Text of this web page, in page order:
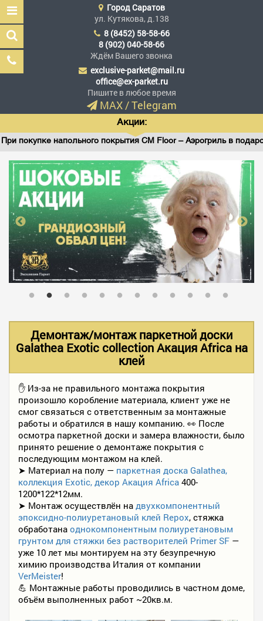
Эксклюзив Паркет
Мы сделали эксклюзив
доступным
ГЛАВНАЯ
АССОРТИМЕНТ
В НАЛИЧИИ
ФОТО РАБОТ
КОНТАКТЫ
ПОЛЕЗНОЕ
ГородСаратов
ул. Кутякова, д.138
8 (8452) 58-58-66
8 (902) 040-58-66
Ждём Вашего звонка
exclusive-parket@mail.ru
office@ex-parket.ru
Пишите в любое время
MAX/Telegram
Акции:
покупке напольного покрытия CM Floor – Аэрогриль в подарок!
Демонтаж/монтаж паркетной доски
Galathea Exotic collection Акация Africa на
клей
✋ Из-за не правильного монтажа покрытия
произошло коробление материала, клиент уже не
смог связаться с ответственным за монтажные
работы и обратился в нашу компанию. 👀 После
осмотра паркетной доски и замера влажности, было
принято решение о демонтаже покрытия с
последующим монтажом на клей.
➤ Материал на полу — паркетная доска Galathea,
коллекция Exotic, декор Акация Africa 400-
1200*122*12мм.
➤ Монтаж осуществлён на двухкомпонентный
эпоксидно-полиуретановый клей Repox, стяжка
обработана однокомпонентным полиуретановым
грунтом для стяжки без растворителей Primer SF —
уже 10 лет мы монтируем на эту безупречную
химию производства Италия от компании
VerMeister!
💪 Монтажные работы проводились в частном доме,
объём выполненных работ ~20кв.м.